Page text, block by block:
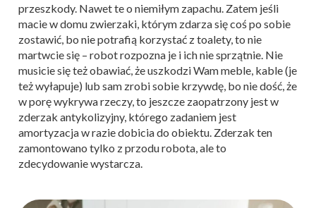
przeszkody. Nawet te o niemiłym zapachu. Zatem jeśli
macie w domu zwierzaki, którym zdarza się coś po sobie
zostawić, bo nie potrafią korzystać z toalety, to nie
martwcie się – robot rozpozna je i ich nie sprzątnie. Nie
musicie się też obawiać, że uszkodzi Wam meble, kable (je
też wyłapuje) lub sam zrobi sobie krzywdę, bo nie dość, że
w porę wykrywa rzeczy, to jeszcze zaopatrzony jest w
zderzak antykolizyjny, którego zadaniem jest
amortyzacja w razie dobicia do obiektu. Zderzak ten
zamontowano tylko z przodu robota, ale to
zdecydowanie wystarcza.